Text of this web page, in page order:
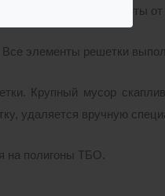
Доступны варианты
Все элементы решетки
Крупный мусор
удаляется вручную
на полигоны ТБО.